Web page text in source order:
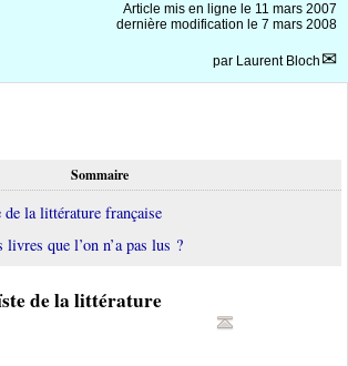
Article mis en ligne le 11 mars 2007
dernière modification le 7 mars 2008
par Laurent Bloch
Sommaire
la littérature française
que l’on n’a pas lus ?
de la littérature